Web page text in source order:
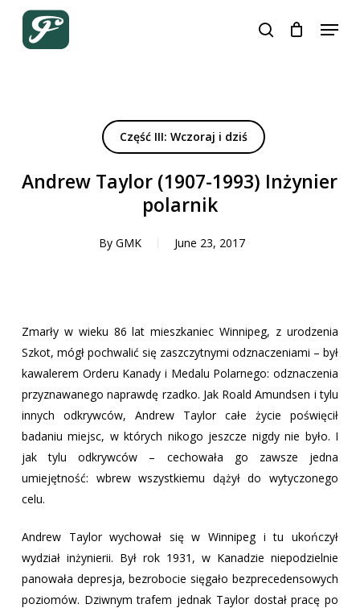
main
search
Menu
Close
Część III: Wczoraj i dziś
Andrew Taylor (1907-1993) Inżynier
polarnik
By GMK June 23, 2017
Zmarły w wieku 86 lat mieszkaniec Winnipeg, z urodzenia
Szkot, mógł pochwalić się zaszczytnymi odznaczeniami – był
kawalerem Orderu Kanady i Medalu Polarnego: odznaczenia
przyznawanego naprawdę rzadko. Jak Roald Amundsen i tylu
innych odkrywców, Andrew Taylor całe życie poświęcił
badaniu miejsc, w których nikogo jeszcze nigdy nie było. I
jak tylu odkrywców – cechowała go zawsze jedna
umiejętność: wbrew wszystkiemu dążył do wytyczonego
celu.
Andrew Taylor wychował się w Winnipeg i tu ukończył
wydział inżynierii. Był rok 1931, w Kanadzie niepodzielnie
panowała depresja, bezrobocie sięgało bezprecedensowych
poziomów. Dziwnym trafem jednak Taylor dostał pracę po